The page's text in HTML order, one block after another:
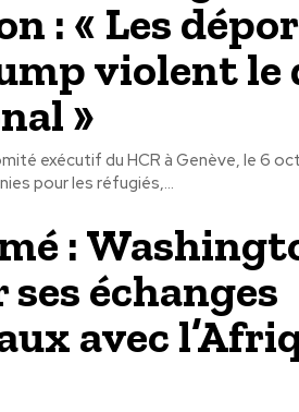
: « Les
violent
»
exécutif du HCR à Genève, le 6
pour les réfugiés,...
:
échanges
avec